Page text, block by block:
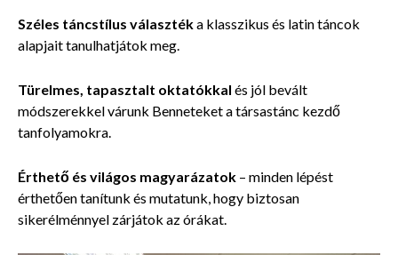
Széles táncstílus választéka klasszikus és latin táncok
alapjait tanulhatjátok meg.
Türelmes, tapasztalt oktatókkal és jól bevált
módszerekkel várunk Benneteket a társastánc kezdő
tanfolyamokra.
Érthető és világos magyarázatok – minden lépést
érthetően tanítunk és mutatunk, hogy biztosan
sikerélménnyel zárjátok az órákat.